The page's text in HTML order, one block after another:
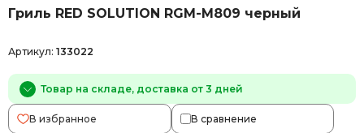
Гриль RED SOLUTION RGM-M809 черный
Артикул: 133022
Товар на складе, доставка от 3 дней
В избранное В сравнение